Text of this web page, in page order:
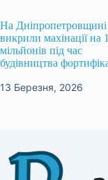
На Дніпропетровщині
викрили махінації на
мільйонів під час
будівництва
13 Березня, 2026